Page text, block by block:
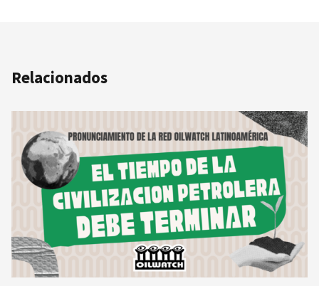
Relacionados